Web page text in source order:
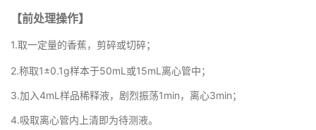
【前处理操作】
1.取一定量的香蕉，剪碎或切碎；
2.称取1±0.1g样本于50mL或15mL离心管中；
3.加入4mL样品稀释液，剧烈振荡1min，离心3min；
4.吸取离心管内上清即为待测液。